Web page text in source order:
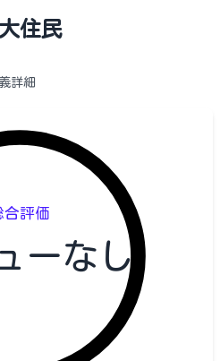
住民
詳細
合評価
ーなし